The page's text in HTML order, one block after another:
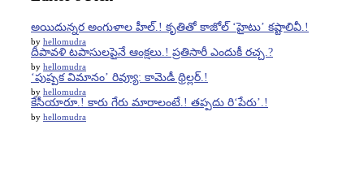
అయిదున్నర అంగుళాల హీల్.! కృతితో కాజోల్ ‘హైటు’ కష్టాలివీ.!
by hellomudra
దీపావళి టపాసులపైనే ఆంక్షలు.! ప్రతిసారీ ఎందుకీ రచ్చ.?
by hellomudra
‘పుష్పక విమానం’ రివ్యూ: కామెడీ థ్రిల్లర్.!
by hellomudra
కేసీయారూ.! కారు గేరు మారాలంటే.! తప్పదు రి‘పేరు’.!
by hellomudra